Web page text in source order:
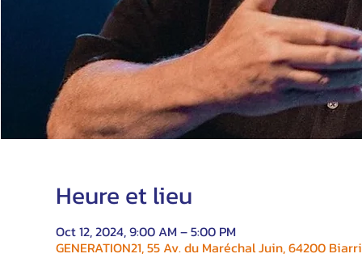
Heure et lieu
Oct 12, 2024, 9:00 AM – 5:00 PM
GENERATION21, 55 Av. du Maréchal Juin, 64200